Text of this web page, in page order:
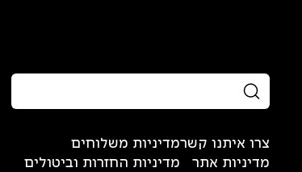
צרו איתנו קשר
מדיניות אתר
מדיניות משלוחים
מדיניות החזרות וביטולים